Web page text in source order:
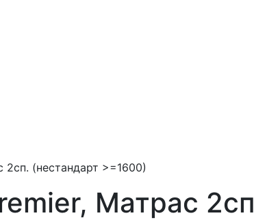
2сп. (нестандарт >=1600)
Матрас